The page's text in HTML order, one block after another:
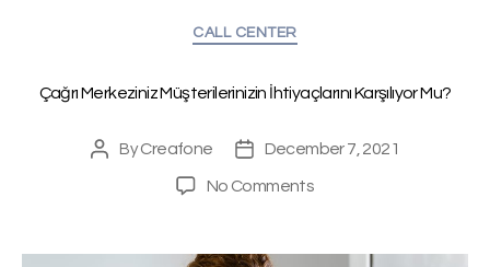
CALL CENTER
Çağrı Merkeziniz Müşterilerinizin İhtiyaçlarını Karşılıyor Mu?
ByCreafone December 7, 2021
No Comments